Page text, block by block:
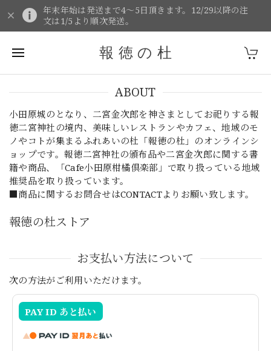
年末年始は発送まで4～5日頂きます。12/29以降の注
文は1/5より順次発送。
報 徳 の 杜
ABOUT
小田原城のとなり、二宮金次郎を神さまとしてお祀りする報
徳二宮神社の境内、美味しいレストランやカフェ、地域のモ
ノやコトが集まるふれあいの杜「報徳の杜」のオンラインシ
ョップです。報徳二宮神社の頒布品や二宮金次郎に関する書
籍や商品、「Cafe小田原柑橘倶楽部」で取り扱っている地域
推奨品を取り扱っています。
■商品に関するお問合せはCONTACTよりお願い致します。
報徳の杜ストア
お支払い方法について
次の方法がご利用いただけます。
PAY ID あと払い